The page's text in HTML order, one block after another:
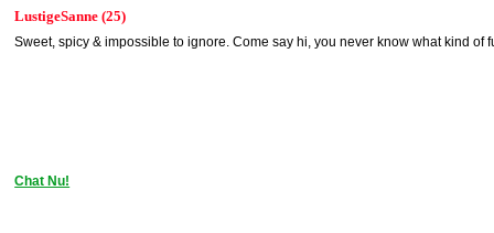
LustigeSanne (25)
Sweet, spicy & impossible to ignore. Come say hi, you never know what kind of
Chat Nu!